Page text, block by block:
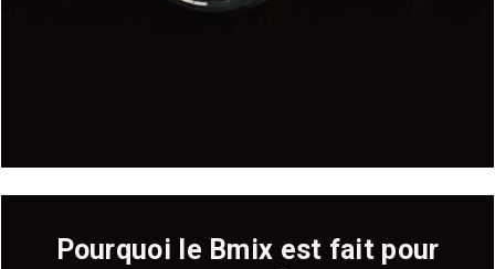
Pourquoi le Bmix est fait pour